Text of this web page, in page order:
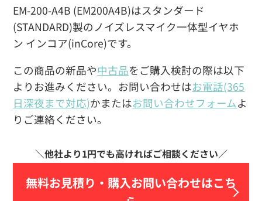
EM-200-A4B (EM200A4B)はスタンダード
(STANDARD)製のノイズレスマイク一体型イヤホ
ン インコア(inCore)です。
この商品の新品や中古品をご購入検討の際は以下
よりお進みください。お問い合わせはお電話(365
日深夜まで対応)かまたはお問い合わせフォームよ
りご連絡ください。
無料お見積り・ 購入お問い合わせはこち